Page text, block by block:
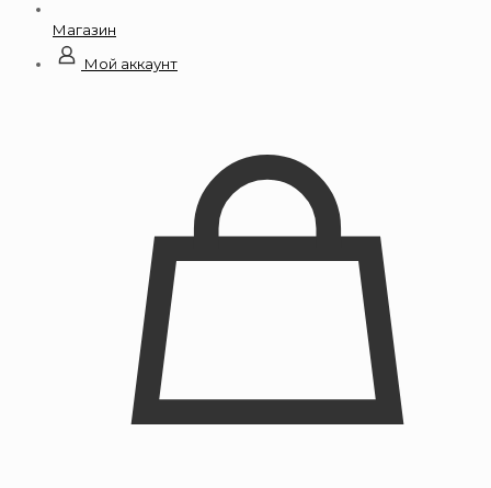
Магазин
Мой аккаунт